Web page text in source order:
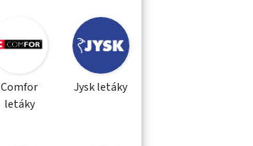
Comfor
letáky
Jysk letáky